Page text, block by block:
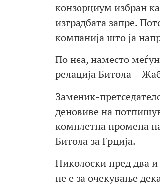
конзорциум избран
изградбата запре.
компанија што ја
По неа, наместо
релација Битола –
Заменик-
деновиве на
комплетна промена
Битола за Грција.
Николоски пред два и
не е за очекување